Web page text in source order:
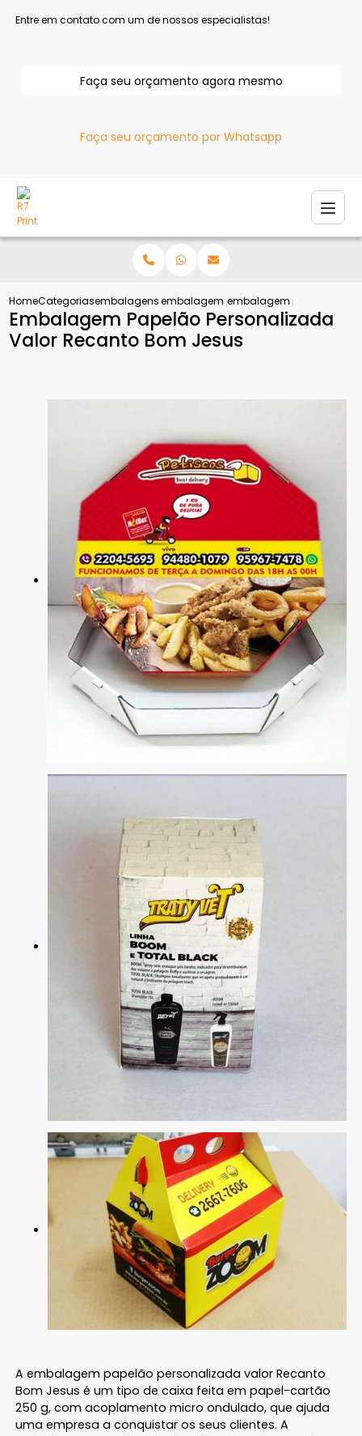
Entre em contato com um de nossos especialistas!
Faça seu orçamento agora mesmo
Faça seu orçamento por Whatsapp
HomeCategoriasembalagens personalizadas
embalagem personalizada para e
embalagem papelao
Embalagem Papelão Personalizada
Valor Recanto Bom Jesus
A embalagem papelão personalizada valor Recanto
Bom Jesus é um tipo de caixa feita em papel-cartão
250 g, com acoplamento micro ondulado, que ajuda
uma empresa a conquistar os seus clientes. A